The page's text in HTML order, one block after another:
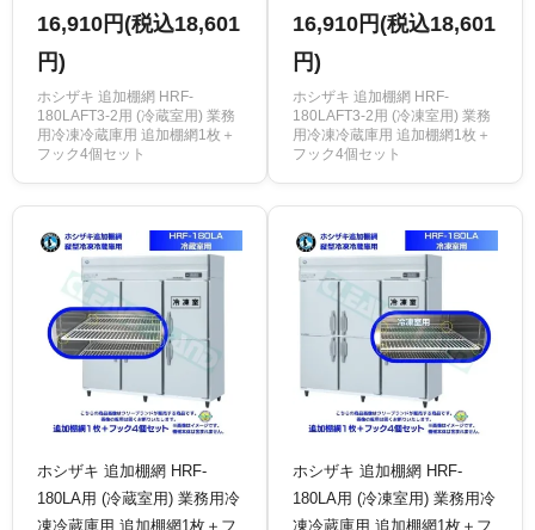
枚＋フック4個セット
16,910円(税込18,601
円)
ホシザキ 追加棚網 HRF-
180LAFT3-2用 (冷蔵室用) 業務
用冷凍冷蔵庫用 追加棚網1枚＋
フック4個セット
枚＋フック4個セット
16,910円(税込18,601
円)
ホシザキ 追加棚網 HRF-
180LAFT3-2用 (冷凍室用) 業務
用冷凍冷蔵庫用 追加棚網1枚＋
フック4個セット
ホシザキ 追加棚網 HRF-
180LA用 (冷蔵室用) 業務用冷
凍冷蔵庫用 追加棚網1枚＋フ
ホシザキ 追加棚網 HRF-
180LA用 (冷凍室用) 業務用冷
凍冷蔵庫用 追加棚網1枚＋フ